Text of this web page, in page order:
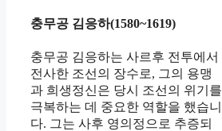
충무공 김응하(1580~1619)
충무공 김응하는 사르후 전투에서
전사한 조선의 장수로, 그의 용맹
과 희생정신은 당시 조선의 위기를
극복하는 데 중요한 역할을 했습니
다. 그는 사후 영의정으로 추증되